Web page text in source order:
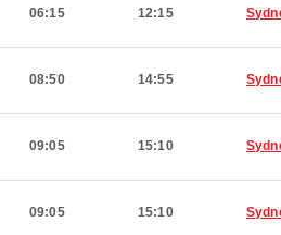
06:15 12:15
08:50 14:55
09:05 15:10
09:05 15:10